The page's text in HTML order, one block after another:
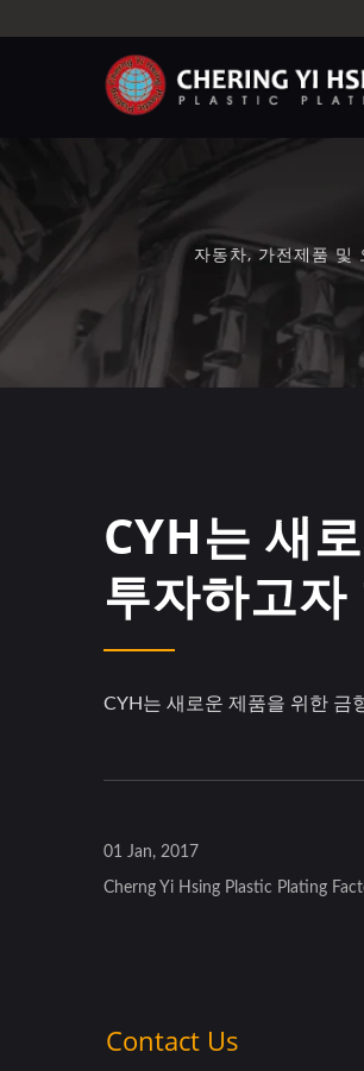
자동차, 가전제품 및
CYH는 새
투자하고자
CYH는 새로운 제품을 위한 금
01 Jan, 2017
Cherng Yi Hsing Plastic Plating